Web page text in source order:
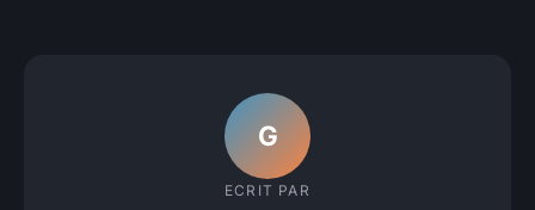
G
ECRIT PAR